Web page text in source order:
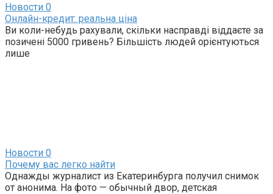
Новости 0
Онлайн-кредит: реальна ціна
Ви коли-небудь рахували, скільки насправді віддаєте за
позичені 5000 гривень? Більшість людей орієнтуються
лише
Новости 0
Почему вас легко найти
Однажды журналист из Екатеринбурга получил снимок
от анонима. На фото — обычный двор, детская